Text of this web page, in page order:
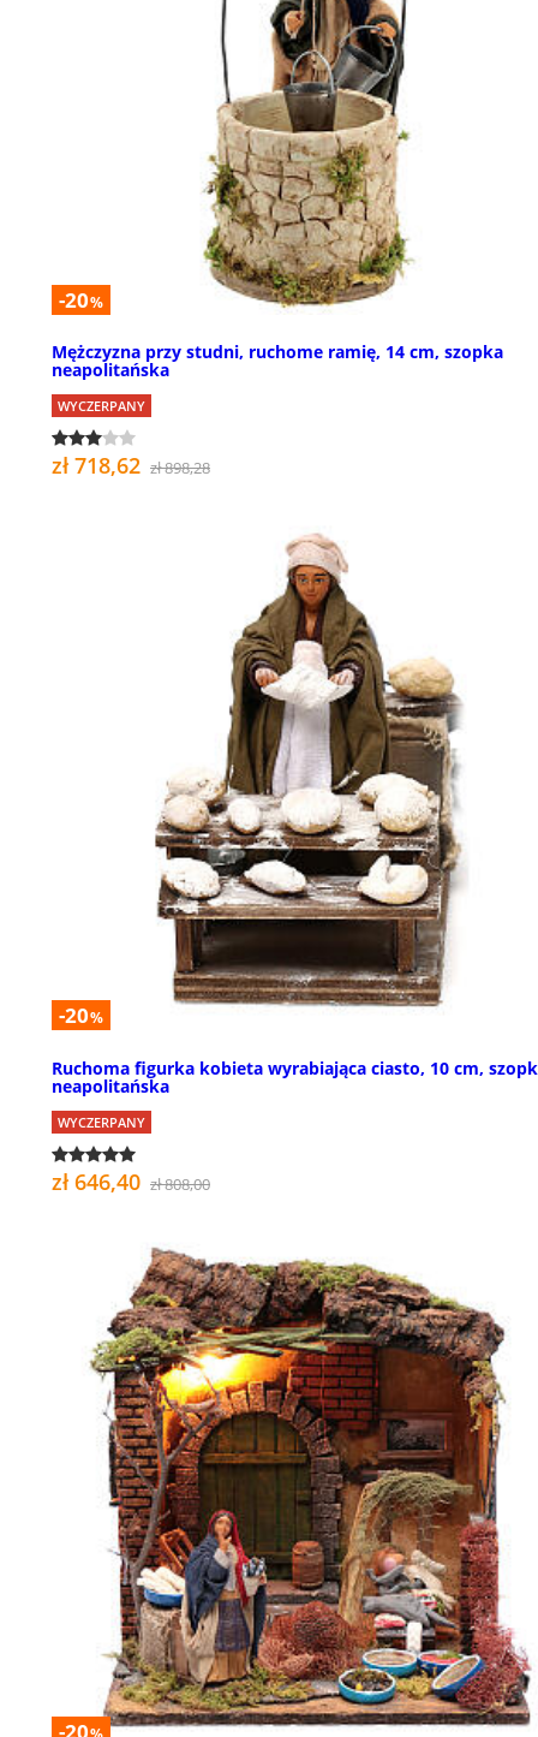
-20%
Mężczyzna przy studni, ruchome ramię, 14 cm, szopka
neapolitańska
WYCZERPANY
zł 718,62 zł 898,28
-20%
Ruchoma figurka kobieta wyrabiająca ciasto, 10 cm,
neapolitańska
WYCZERPANY
zł 646,40 zł 808,00